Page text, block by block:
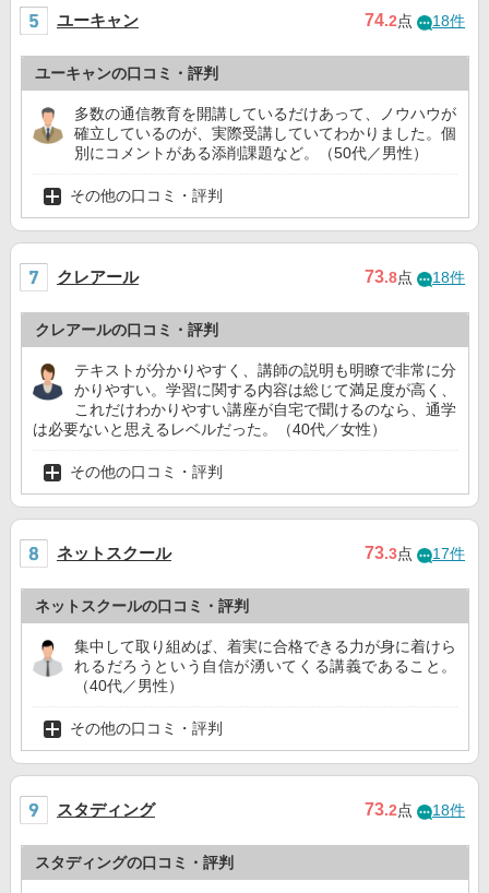
ユーキャン 74.2点 18件
ユーキャンの口コミ・評判
多数の通信教育を開講しているだけあって、ノウハウが
確立しているのが、実際受講していてわかりました。個
別にコメントがある添削課題など。（50代／男性）
その他の口コミ・評判
クレアール 73.8点 18件
クレアールの口コミ・評判
テキストが分かりやすく、講師の説明も明瞭で非常に分
かりやすい。学習に関する内容は総じて満足度が高く、
これだけわかりやすい講座が自宅で聞けるのなら、通学
は必要ないと思えるレベルだった。（40代／女性）
その他の口コミ・評判
ネットスクール 73.3点 17件
ネットスクールの口コミ・評判
集中して取り組めば、着実に合格できる力が身に着けら
れるだろうという自信が湧いてくる講義であること。
（40代／男性）
その他の口コミ・評判
スタディング 73.2点 18件
スタディングの口コミ・評判